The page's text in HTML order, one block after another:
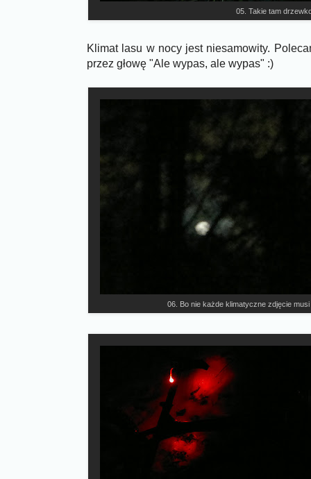
05. Takie tam
Klimat lasu w nocy jest niesamowity.
przez głowę "Ale wypas, ale wypas" :)
06. Bo nie każde klimatyczne zdjęcie